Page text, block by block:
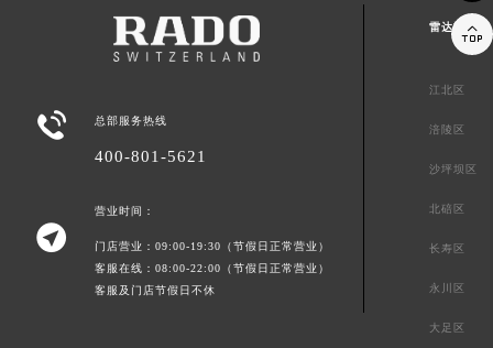
 总部服务热线
400-801-5621

营业时间：
门店营业：09:00-19:30（节假日正常营业）
客服在线：08:00-22:00（节假日正常营业）
客服及门店节假日不休
雷达重庆市
江北区
涪陵区
沙坪坝区
北碚区
长寿区
永川区
大足区
